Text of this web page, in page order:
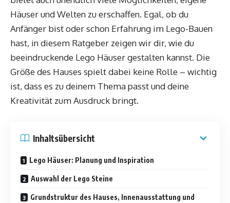
Häuser und Welten zu erschaffen. Egal, ob du
Anfänger bist oder schon Erfahrung im Lego-Bauen
hast, in diesem Ratgeber zeigen wir dir, wie du
beeindruckende Lego Häuser gestalten kannst. Die
Größe des Hauses spielt dabei keine Rolle – wichtig
ist, dass es zu deinem Thema passt und deine
Kreativität zum Ausdruck bringt.
Inhaltsübersicht
Lego Häuser: Planung und Inspiration
Auswahl der Lego Steine
Grundstruktur des Hauses, Innenausstattung und